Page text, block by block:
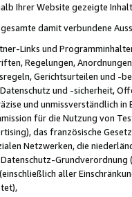
Ihrer Website gezeigte
damit verbundene
Links und
Regelungen,
Gerichtsurteilen und -
und -sicherheit,
und unmissverständlich
für die Nutzung von
das französische
Netzwerken, die
aller